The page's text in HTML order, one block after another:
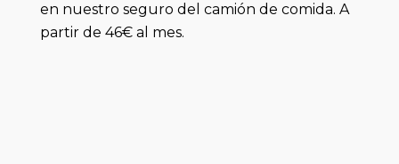
en nuestro seguro del camión de comida. A
partir de 46€ al mes.